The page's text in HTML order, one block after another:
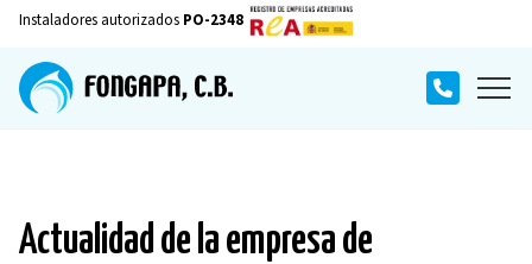
Instaladores autorizados PO-2348
Actualidad de la empresa de